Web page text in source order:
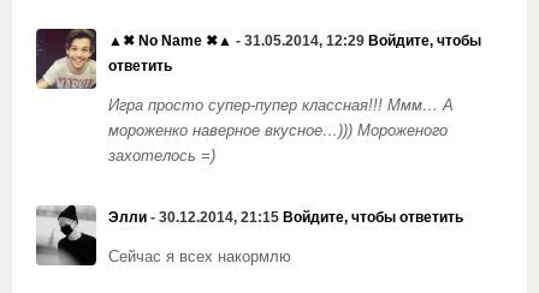
▲✖ No Name ✖▲ - 31.05.2014, 12:29 Войдите, чтобы
ответить
Игра просто супер-пупер классная!!! Ммм… А
мороженко наверное вкусное…))) Мороженого
захотелось =)
Элли - 30.12.2014, 21:15 Войдите, чтобы ответить
Сейчас я всех накормлю